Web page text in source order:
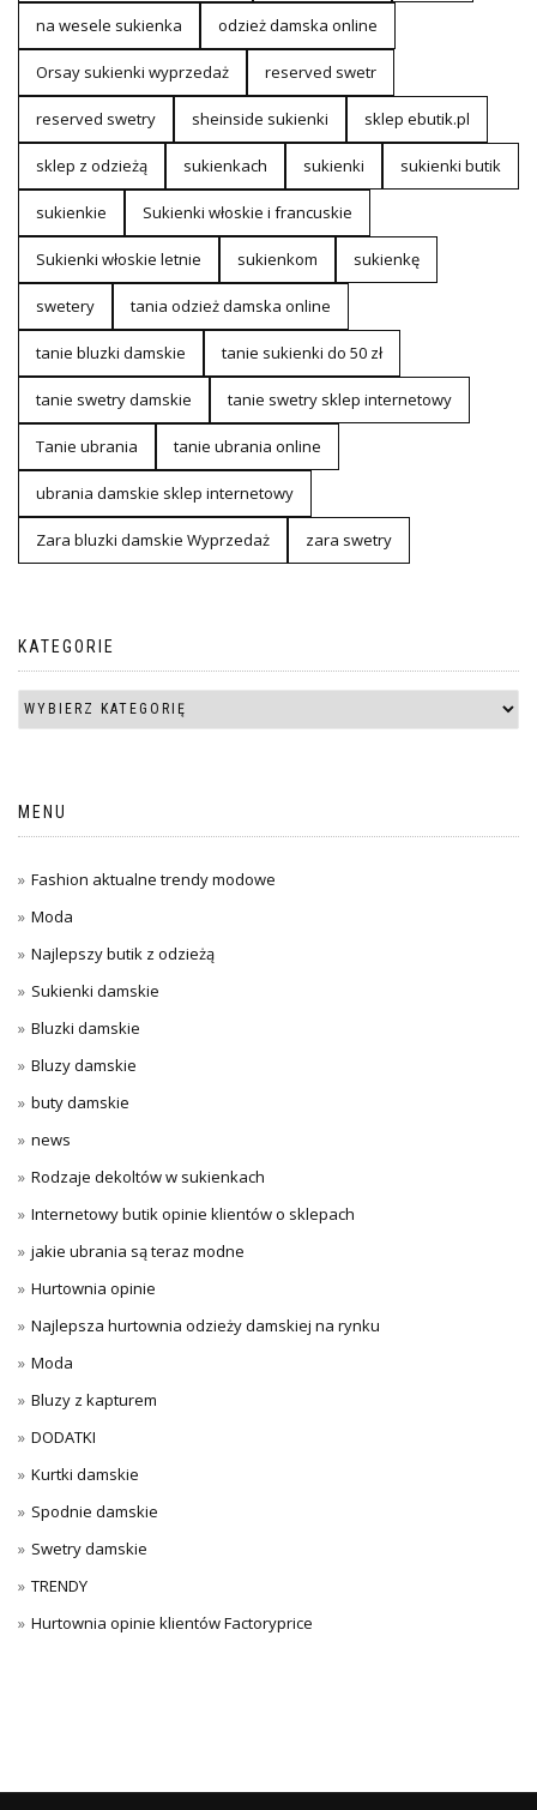
na wesele sukienka odzież damska online
Orsay sukienki wyprzedaż reserved swetr
reserved swetry sheinside sukienki sklep ebutik.pl
sklep z odzieżą sukienkach sukienki sukienki butik
sukienkie Sukienki włoskie i francuskie
Sukienki włoskie letnie sukienkom sukienkę
swetery tania odzież damska online
tanie bluzki damskie tanie sukienki do 50 zł
tanie swetry damskie tanie swetry sklep internetowy
Tanie ubrania tanie ubrania online
ubrania damskie sklep internetowy
Zara bluzki damskie Wyprzedaż zara swetry
KATEGORIE
MENU
Fashion aktualne trendy modowe
Moda
Najlepszy butik z odzieżą
Sukienki damskie
Bluzki damskie
Bluzy damskie
buty damskie
news
Rodzaje dekoltów w sukienkach
Internetowy butik opinie klientów o sklepach
jakie ubrania są teraz modne
Hurtownia opinie
Najlepsza hurtownia odzieży damskiej na rynku
Moda
Bluzy z kapturem
DODATKI
Kurtki damskie
Spodnie damskie
Swetry damskie
TRENDY
Hurtownia opinie klientów Factoryprice